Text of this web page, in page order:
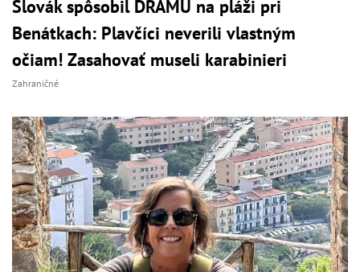
Slovák spôsobil DRÁMU na pláži pri
Benátkach: Plavčíci neverili vlastným
očiam! Zasahovať museli karabinieri
Zahraničné